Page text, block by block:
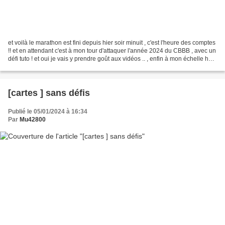
et voilà le marathon est fini depuis hier soir minuit , c'est l'heure des comptes
!! et en attendant c'est à mon tour d'attaquer l'année 2024 du CBBB , avec un
défi tuto ! et oui je vais y prendre goût aux vidéos .. , enfin à mon échelle hein
[cartes ] sans défis
Publié le 05/01/2024 à 16:34
Par Mu42800